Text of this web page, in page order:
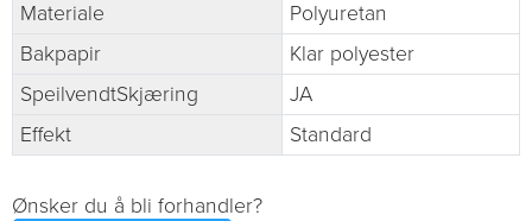
Materiale
Polyuretan
Bakpapir
Klar polyester
SpeilvendtSkjæring
JA
Effekt
Standard
Ønsker du å bli forhandler?